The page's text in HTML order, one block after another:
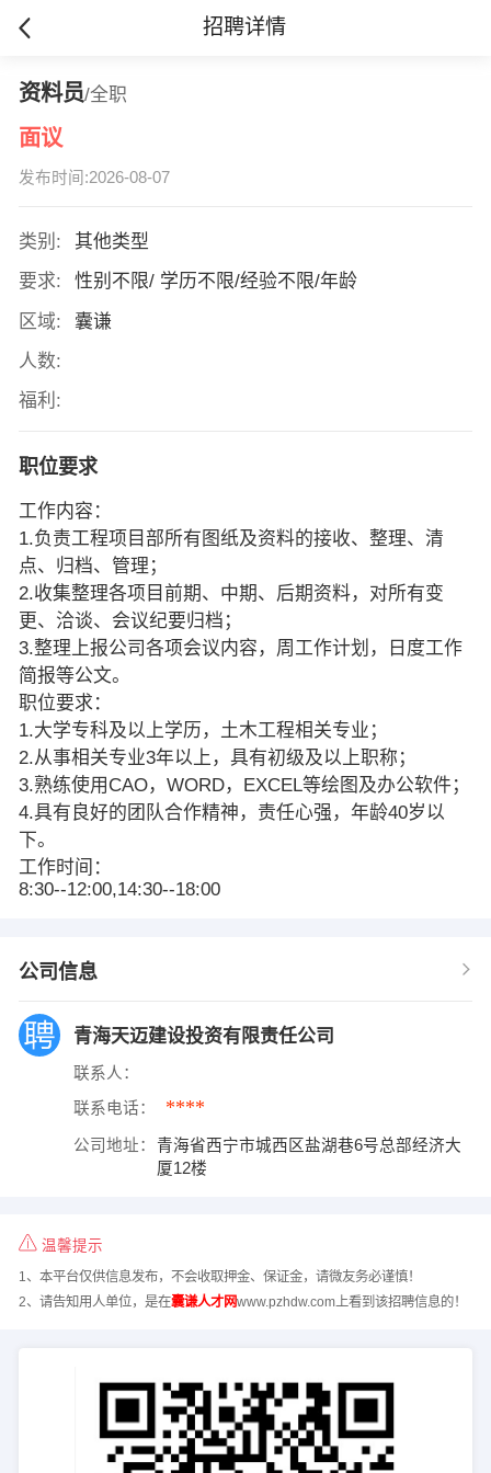
招聘详情
资料员/全职
面议
发布时间:2026-08-07
类别:
其他类型
要求:
性别不限/ 学历不限/经验不限/年龄
区域:
囊谦
人数:
福利:
职位要求
工作内容：
1.负责工程项目部所有图纸及资料的接收、整理、清
点、归档、管理；
2.收集整理各项目前期、中期、后期资料，对所有变
更、洽谈、会议纪要归档；
3.整理上报公司各项会议内容，周工作计划，日度工作
简报等公文。
职位要求：
1.大学专科及以上学历，土木工程相关专业；
2.从事相关专业3年以上，具有初级及以上职称；
3.熟练使用CAO，WORD，EXCEL等绘图及办公软件；
4.具有良好的团队合作精神，责任心强，年龄40岁以
下。
工作时间：
8:30--12:00,14:30--18:00
公司信息
青海天迈建设投资有限责任公司
联系人：
联系电话： ****
公司地址：
青海省西宁市城西区盐湖巷6号总部经济大
厦12楼
温馨提示
1、本平台仅供信息发布，不会收取押金、保证金，请微友务必谨慎！
2、请告知用人单位，是在囊谦人才网www.pzhdw.com上看到该招聘信息的！